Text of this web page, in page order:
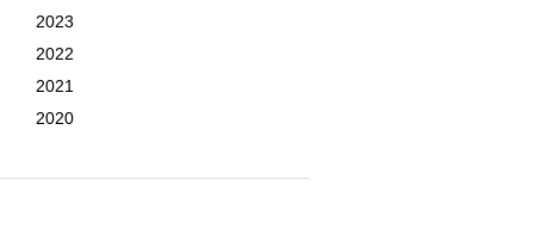
2023
2022
2021
2020